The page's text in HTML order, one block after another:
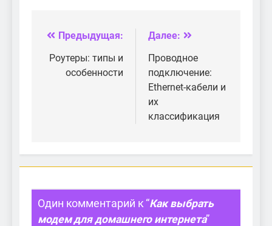
сети
Навигация
по
Предыдущая:
Роутеры: типы и
особенности
Далее:
Проводное
подключение:
Ethernet-кабели и
их
классификация
Один комментарий к “Как выбрать
модем для домашнего интернета”